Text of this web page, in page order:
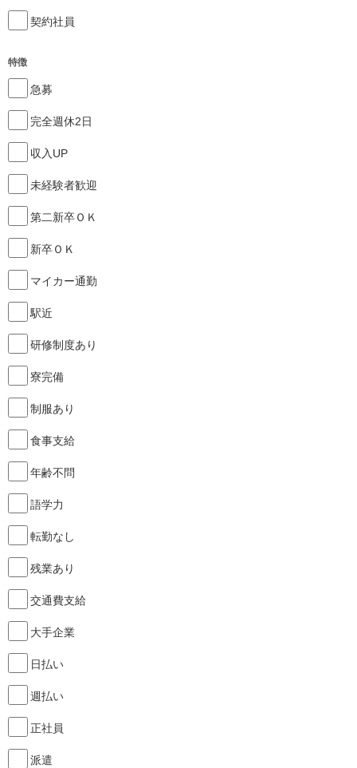
契約社員
特徴
急募
完全週休2日
収入UP
未経験者歓迎
第二新卒ＯＫ
新卒ＯＫ
マイカー通勤
駅近
研修制度あり
寮完備
制服あり
食事支給
年齢不問
語学力
転勤なし
残業あり
交通費支給
大手企業
日払い
週払い
正社員
派遣